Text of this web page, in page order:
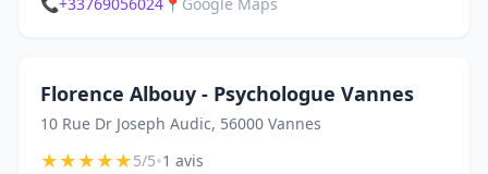
Florence Albouy - Psychologue Vannes
10 Rue Dr Joseph Audic, 56000 Vannes
★★★★★5/5•1 avis